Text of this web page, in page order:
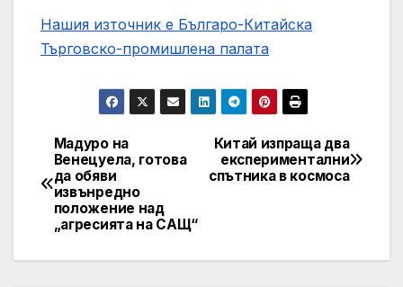
Нашия източник е Българо-Китайска
Търговско-промишлена палaта
Post
navigation
Китай изпраща два
експериментални
спътника в космоса
Мадуро на
Венецуела, готова
да обяви
извънредно
положение над
„агресията на САЩ“